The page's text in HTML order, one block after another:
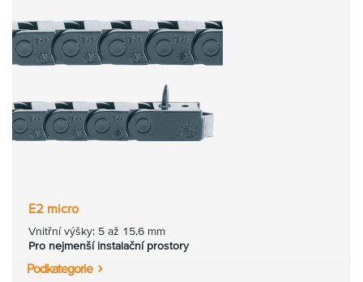
E2 micro
Vnitřní výšky: 5 až 15,6 mm
Pro nejmenší instalační prostory
Podkategorie